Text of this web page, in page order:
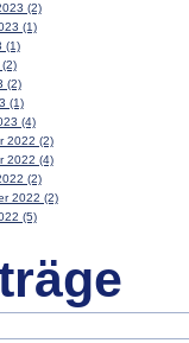
(2)
(1)
(1)
(2)
(1)
(4)
2022 (2)
2022 (4)
(2)
2022 (2)
(5)